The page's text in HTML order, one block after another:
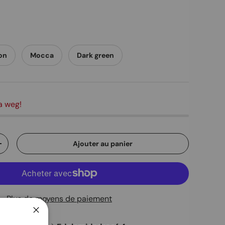
Mocca Dark green
weg!
la quantitéAjouter au panier
Plus de moyens de paiement